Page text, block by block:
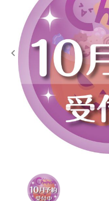
カプセルトイマシン本体
カプセルトイ
販促用空カプセル
レンタル
景品・玩具・文具
販促用カプセルトイ